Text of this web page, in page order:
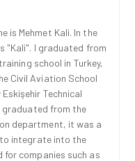
is Mehmet Kali. In the
"Kali". I graduated from
school in Turkey,
Civil Aviation School
Technical
graduated from the
department, it was a
integrate into the
for companies such as